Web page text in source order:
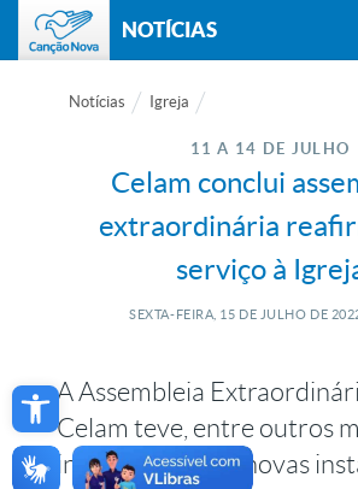
Open toolbar
NOTÍCIAS
Notícias Igreja
11 A 14 DE JULHO
Celam conclui
extraordinária
serviço à
SEXTA-FEIRA, 15 DE JULHO DE
A Assembleia
Celam teve, entre outros
inauguração das novas